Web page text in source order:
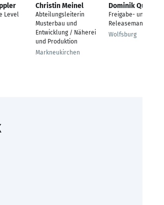
Level
Christin Meinel
Abteilungsleiterin
Musterbau und
Entwicklung / Näherei
und Produktion
Markneukirchen
Dominik Quinten
Freigabe- und
Releasemanagement
Wolfsburg